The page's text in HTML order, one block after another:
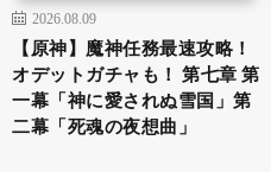
2026.08.09
【原神】魔神任務最速攻略！
オデットガチャも！ 第七章 第
一幕「神に愛されぬ雪国」第
二幕「死魂の夜想曲」